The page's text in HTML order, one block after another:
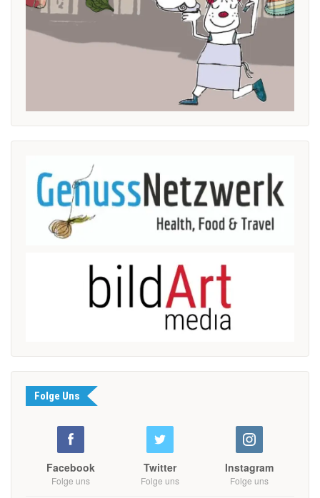
Folge Uns
Facebook
Folge uns
Twitter
Folge uns
Instagram
Folge uns